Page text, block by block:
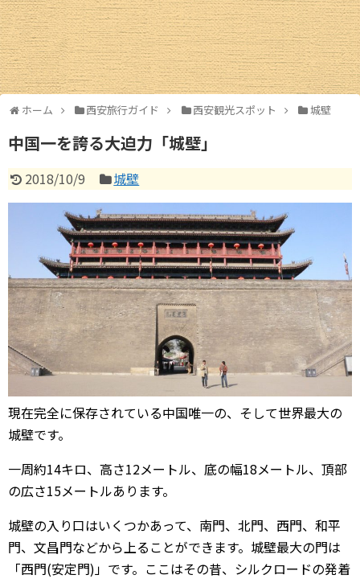
ホーム 西安旅行ガイド 西安観光スポット 城壁
中国一を誇る大迫力「城壁」
2018/10/9 城壁
現在完全に保存されている中国唯一の、そして世界最大の
城壁です。
一周約14キロ、高さ12メートル、底の幅18メートル、頂部
の広さ15メートルあります。
城壁の入り口はいくつかあって、南門、北門、西門、和平
門、文昌門などから上ることができます。城壁最大の門は
「西門(安定門)」です。ここはその昔、シルクロードの発着
西安ギャラリー
西安交通情報
お土産情報
中国圏旅行ガイド
北京
上海情報
広州・深圳
成都
武漢
内モンゴル
中国その他のエリア
台湾情報
中国ビザ
ホテル予約サイト